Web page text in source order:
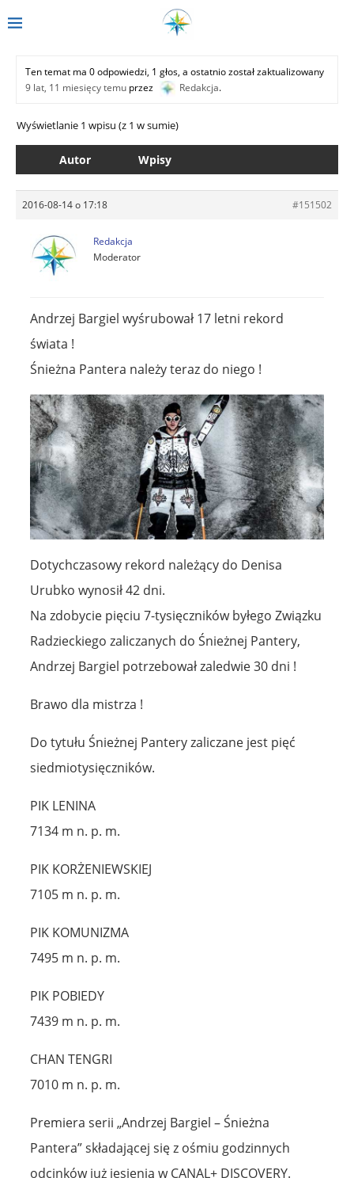
Ten temat ma 0 odpowiedzi, 1 głos, a ostatnio został zaktualizowany
9 lat, 11 miesięcy temu przez Redakcja.
Wyświetlanie 1 wpisu (z 1 w sumie)
Autor Wpisy
2016-08-14 o 17:18 #151502
Redakcja
Moderator
Andrzej Bargiel wyśrubował 17 letni rekord
świata !
Śnieżna Pantera należy teraz do niego !
Dotychczasowy rekord należący do Denisa
Urubko wynosił 42 dni.
Na zdobycie pięciu 7-tysięczników byłego Związku
Radzieckiego zaliczanych do Śnieżnej Pantery,
Andrzej Bargiel potrzebował zaledwie 30 dni !
Brawo dla mistrza !
Do tytułu Śnieżnej Pantery zaliczane jest pięć
siedmiotysięczników.
PIK LENINA
7134 m n. p. m.
PIK KORŻENIEWSKIEJ
7105 m n. p. m.
PIK KOMUNIZMA
7495 m n. p. m.
PIK POBIEDY
7439 m n. p. m.
CHAN TENGRI
7010 m n. p. m.
Premiera serii „Andrzej Bargiel – Śnieżna
Pantera” składającej się z ośmiu godzinnych
odcinków już jesienią w CANAL+ DISCOVERY.